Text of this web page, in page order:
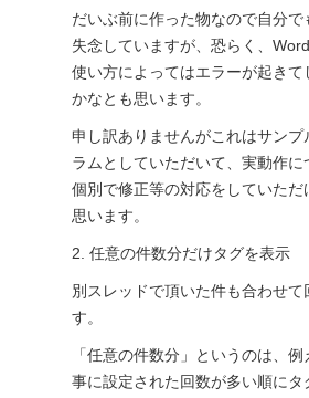
だいぶ前に作った物なので自分で
失念していますが、恐らく、
使い方によってはエラーが起きて
かなとも思います。
申し訳ありませんがこれはサンプ
ラムとしていただいて、実動作に
個別で修正等の対応をしていただ
思います。
2. 任意の件数分だけタグを表示
別スレッドで頂いた件も合わせて
す。
「任意の件数分」というのは、
事に設定された回数が多い順にタ